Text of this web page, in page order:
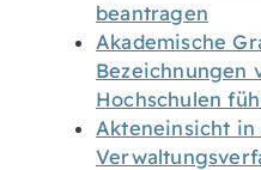
beantragen
Akademische
Bezeichnungen
Hochschulen
Akteneinsicht in